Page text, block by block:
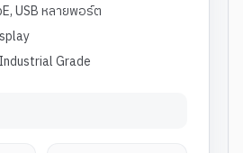
USB หลายพอร์ต
Grade